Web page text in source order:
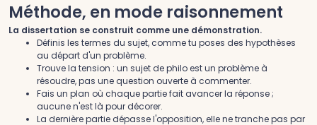
Méthode, en mode raisonnement
La dissertation se construit comme une démonstration.
Définis les termes du sujet, comme tu poses des hypothèses
au départ d'un problème.
Trouve la tension : un sujet de philo est un problème à
résoudre, pas une question ouverte à commenter.
Fais un plan où chaque partie fait avancer la réponse ;
aucune n'est là pour décorer.
La dernière partie dépasse l'opposition, elle ne tranche pas par